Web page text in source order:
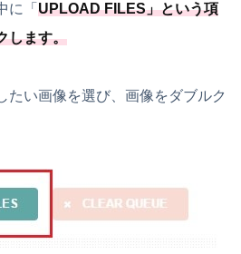
に「 UPLOAD FILES」という項
します。
たい画像を選び、画像をダブルク